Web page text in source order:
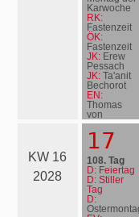
Karwoche
RK:
Fastenzeit
ÖK:
Fastenzeit
JK: Erew
Pessach
JK: Ta'anit
Bechorot
EN:
Thomas
von
Westen
KW 16
2028
17
108. Tag
D: Feiertag
D: Stiller
Tag
D: